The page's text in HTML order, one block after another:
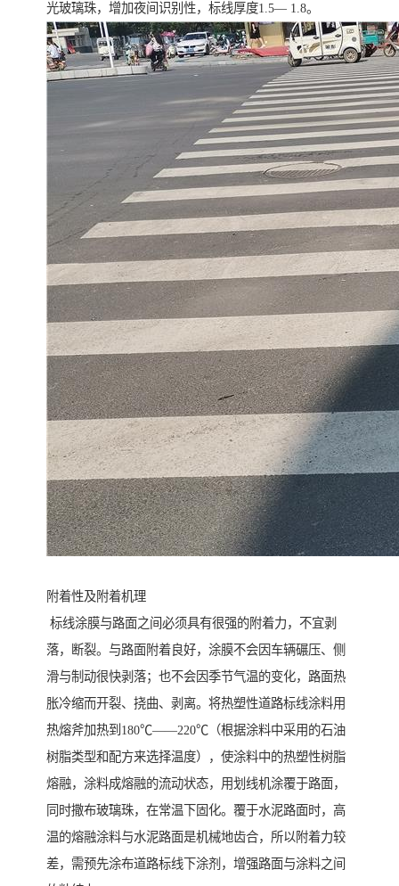
光玻璃珠，增加夜间识别性，标线厚度1.5— 1.8。
附着性及附着机理
标线涂膜与路面之间必须具有很强的附着力，不宜剥
落，断裂。与路面附着良好，涂膜不会因车辆碾压、侧
滑与制动很快剥落；也不会因季节气温的变化，路面热
胀冷缩而开裂、挠曲、剥离。将热塑性道路标线涂料用
热熔斧加热到180℃——220℃（根据涂料中采用的石油
树脂类型和配方来选择温度），使涂料中的热塑性树脂
熔融，涂料成熔融的流动状态，用划线机涂覆于路面，
同时撒布玻璃珠，在常温下固化。覆于水泥路面时，高
温的熔融涂料与水泥路面是机械地齿合，所以附着力较
差，需预先涂布道路标线下涂剂，增强路面与涂料之间